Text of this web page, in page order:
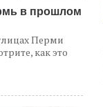
в прошлом
Перми
как это